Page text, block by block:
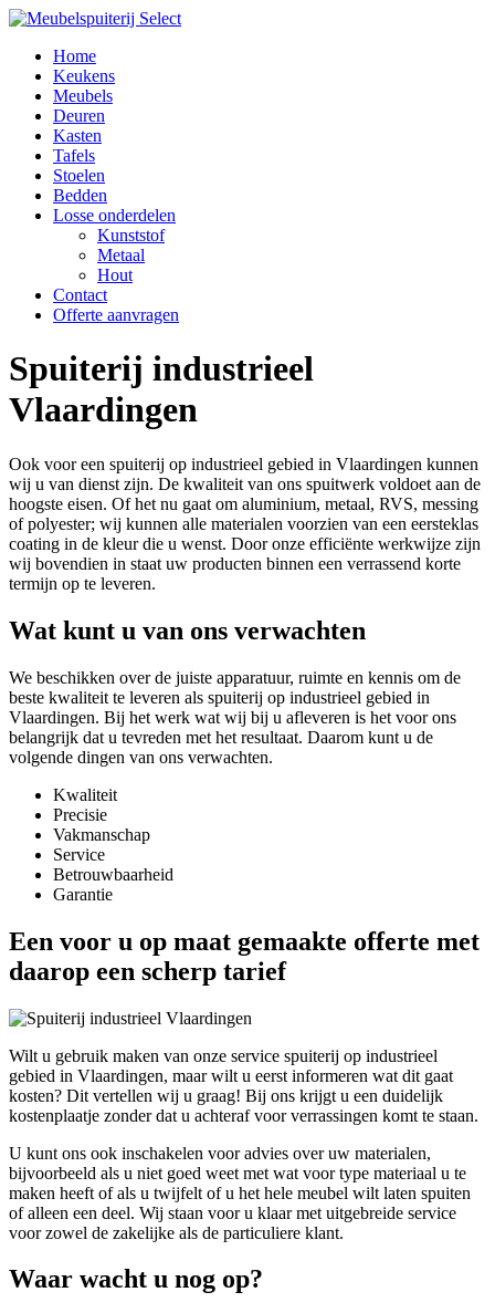
Home
Keukens
Meubels
Deuren
Kasten
Tafels
Stoelen
Bedden
Losse onderdelen
Kunststof
Metaal
Hout
Contact
Offerte aanvragen
Spuiterij industrieel
Vlaardingen
Ook voor een spuiterij op industrieel gebied in Vlaardingen kunnen
wij u van dienst zijn. De kwaliteit van ons spuitwerk voldoet aan de
hoogste eisen. Of het nu gaat om aluminium, metaal, RVS, messing
of polyester; wij kunnen alle materialen voorzien van een eersteklas
coating in de kleur die u wenst. Door onze efficiënte werkwijze zijn
wij bovendien in staat uw producten binnen een verrassend korte
termijn op te leveren.
Wat kunt u van ons verwachten
We beschikken over de juiste apparatuur, ruimte en kennis om de
beste kwaliteit te leveren als spuiterij op industrieel gebied in
Vlaardingen. Bij het werk wat wij bij u afleveren is het voor ons
belangrijk dat u tevreden met het resultaat. Daarom kunt u de
volgende dingen van ons verwachten.
Kwaliteit
Precisie
Vakmanschap
Service
Betrouwbaarheid
Garantie
Een voor u op maat gemaakte offerte met
daarop een scherp tarief
Wilt u gebruik maken van onze service spuiterij op industrieel
gebied in Vlaardingen, maar wilt u eerst informeren wat dit gaat
kosten? Dit vertellen wij u graag! Bij ons krijgt u een duidelijk
kostenplaatje zonder dat u achteraf voor verrassingen komt te staan.
U kunt ons ook inschakelen voor advies over uw materialen,
bijvoorbeeld als u niet goed weet met wat voor type materiaal u te
maken heeft of als u twijfelt of u het hele meubel wilt laten spuiten
of alleen een deel. Wij staan voor u klaar met uitgebreide service
voor zowel de zakelijke als de particuliere klant.
Waar wacht u nog op?